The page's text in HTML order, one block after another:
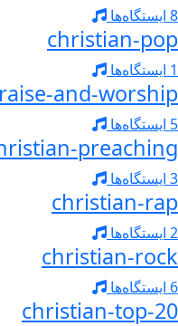
8 ایستگاه‌ها
christian-pop
1 ایستگاه‌ها
and-worship
5 ایستگاه‌ها
preaching
3 ایستگاه‌ها
christian-rap
2 ایستگاه‌ها
christian-rock
6 ایستگاه‌ها
christian-top-20